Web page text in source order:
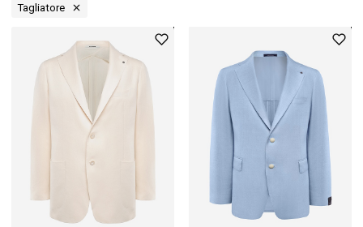
Tagliatore